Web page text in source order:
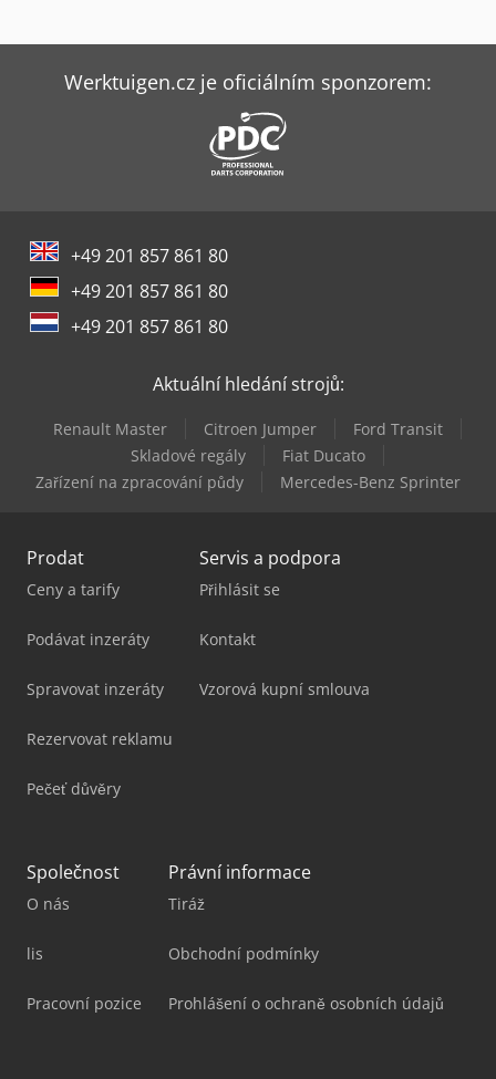
Werktuigen.cz je oficiálním sponzorem:
+49 201 857 861 80
+49 201 857 861 80
+49 201 857 861 80
Aktuální hledání strojů:
Renault Master Citroen Jumper
Ford Transit
Skladové regály
Fiat Ducato
Zařízení na zpracování půdy
Mercedes-Benz Sprinter
Prodat
Ceny a tarify
Podávat inzeráty
Spravovat inzeráty
Rezervovat reklamu
Pečeť důvěry
Servis a podpora
Přihlásit se
Kontakt
Vzorová kupní smlouva
Společnost
O nás
lis
Pracovní pozice
Právní informace
Tiráž
Obchodní podmínky
Prohlášení o ochraně osobních údajů